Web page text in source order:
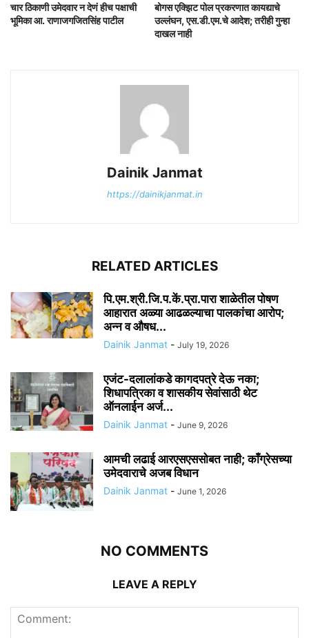
चार ठिकाणी उमेदवार न देणं हीच पक्षाची
भूमिका आ. राणाजगजितसिंह पाटील
बोगस एक्झिट पोल प्रकरणात कायद्याचे
उल्लंघन, एस.डी.एम.चे आदेश; तरीही गुन्हा
दाखल नाही
Dainik Janmat
https://dainikjanmat.in
RELATED ARTICLES
पि.एम.श्री.जि.प.कें.प्रा.पारा शाळेतील पोषण
आहारात अळ्या आढळल्याचा पालकांचा आरोप;
अन्न व औषध...
Dainik Janmat - July 19, 2026
एजंट-दलालांकडे कागदपत्रे देऊ नका;
शिधापत्रिका व शासकीय सेवांसाठी थेट
ऑनलाईन अर्ज...
Dainik Janmat - June 9, 2026
आमची लढाई आरएसएससोबत नाही; काँग्रेसच्या
उमेदवाराचे अजब विधान
Dainik Janmat - June 1, 2026
NO COMMENTS
LEAVE A REPLY